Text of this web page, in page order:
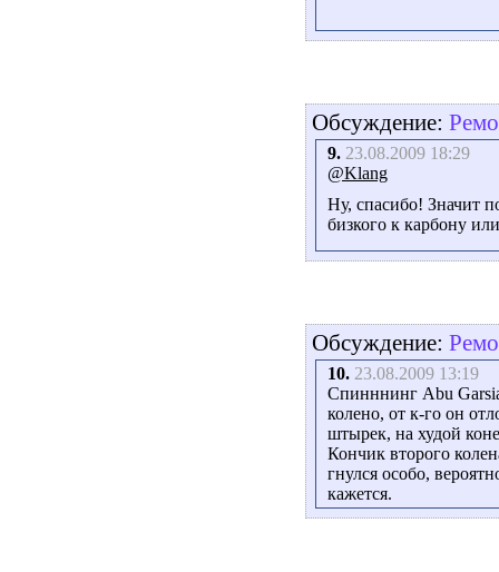
Обсуждение:
9. 23.08.2009 18:29
@Klang
Ну, спасибо! Значит
бизкого к карбону
Обсуждение:
10. 23.08.2009 13:19
Спинннинг Abu
колено, от к-го он
штырек, на худой
Кончик второго
гнулся особо,
кажется.